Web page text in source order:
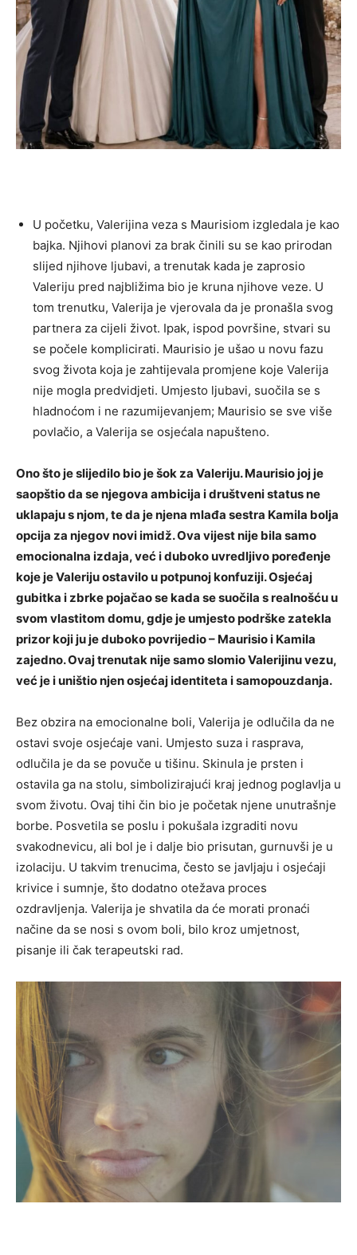
U početku, Valerijina veza s Maurisiom izgledala je kao
bajka. Njihovi planovi za brak činili su se kao prirodan
slijed njihove ljubavi, a trenutak kada je zaprosio
Valeriju pred najbližima bio je kruna njihove veze. U
tom trenutku, Valerija je vjerovala da je pronašla svog
partnera za cijeli život. Ipak, ispod površine, stvari su
se počele komplicirati. Maurisio je ušao u novu fazu
svog života koja je zahtijevala promjene koje Valerija
nije mogla predvidjeti. Umjesto ljubavi, suočila se s
hladnoćom i ne razumijevanjem; Maurisio se sve više
povlačio, a Valerija se osjećala napušteno.
Ono što je slijedilo bio je šok za Valeriju. Maurisio joj je
saopštio da se njegova ambicija i društveni status ne
uklapaju s njom, te da je njena mlađa sestra Kamila bolja
opcija za njegov novi imidž.Ova vijest nije bila samo
emocionalna izdaja, već i duboko uvredljivo poređenje
koje je Valeriju ostavilo u potpunoj konfuziji. Osjećaj
gubitka i zbrke pojačao se kada se suočila s realnošću u
svom vlastitom domu, gdje je umjesto podrške zatekla
prizor koji ju je duboko povrijedio – Maurisio i Kamila
zajedno.Ovaj trenutak nije samo slomio Valerijinu vezu,
već je i uništio njen osjećaj identiteta i samopouzdanja.
Bez obzira na emocionalne boli, Valerija je odlučila da ne
ostavi svoje osjećaje vani. Umjesto suza i rasprava,
odlučila je da se povuče u tišinu. Skinula je prsten i
ostavila ga na stolu, simbolizirajući kraj jednog poglavlja u
svom životu. Ovaj tihi čin bio je početak njene unutrašnje
borbe. Posvetila se poslu i pokušala izgraditi novu
svakodnevicu, ali bol je i dalje bio prisutan, gurnuvši je u
izolaciju. U takvim trenucima, često se javljaju i osjećaji
krivice i sumnje, što dodatno otežava proces
ozdravljenja. Valerija je shvatila da će morati pronaći
načine da se nosi s ovom boli, bilo kroz umjetnost,
pisanje ili čak terapeutski rad.